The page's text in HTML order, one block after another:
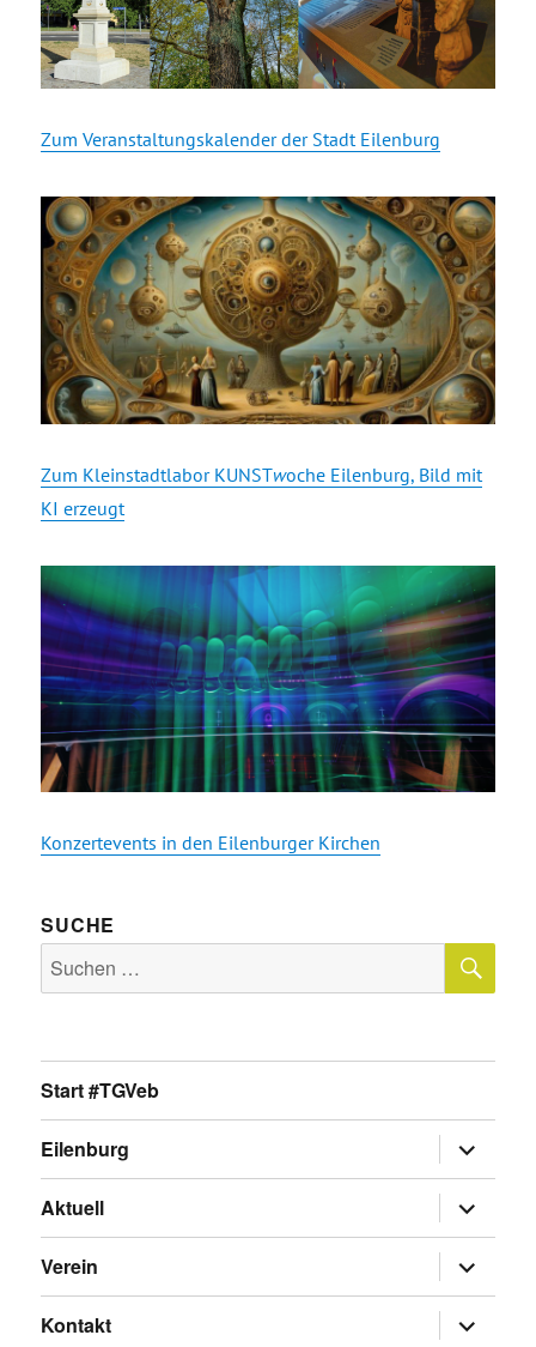
Zum Veranstaltungskalender der Stadt Eilenburg
Zum Kleinstadtlabor KUNSTwoche Eilenburg, Bild mit
KI erzeugt
Konzertevents in den Eilenburger Kirchen
SUCHE
Suche
nach:
Start #TGVeb
Eilenburg
anzeigen
Aktuell
anzeigen
Verein
anzeigen
Kontakt
anzeigen